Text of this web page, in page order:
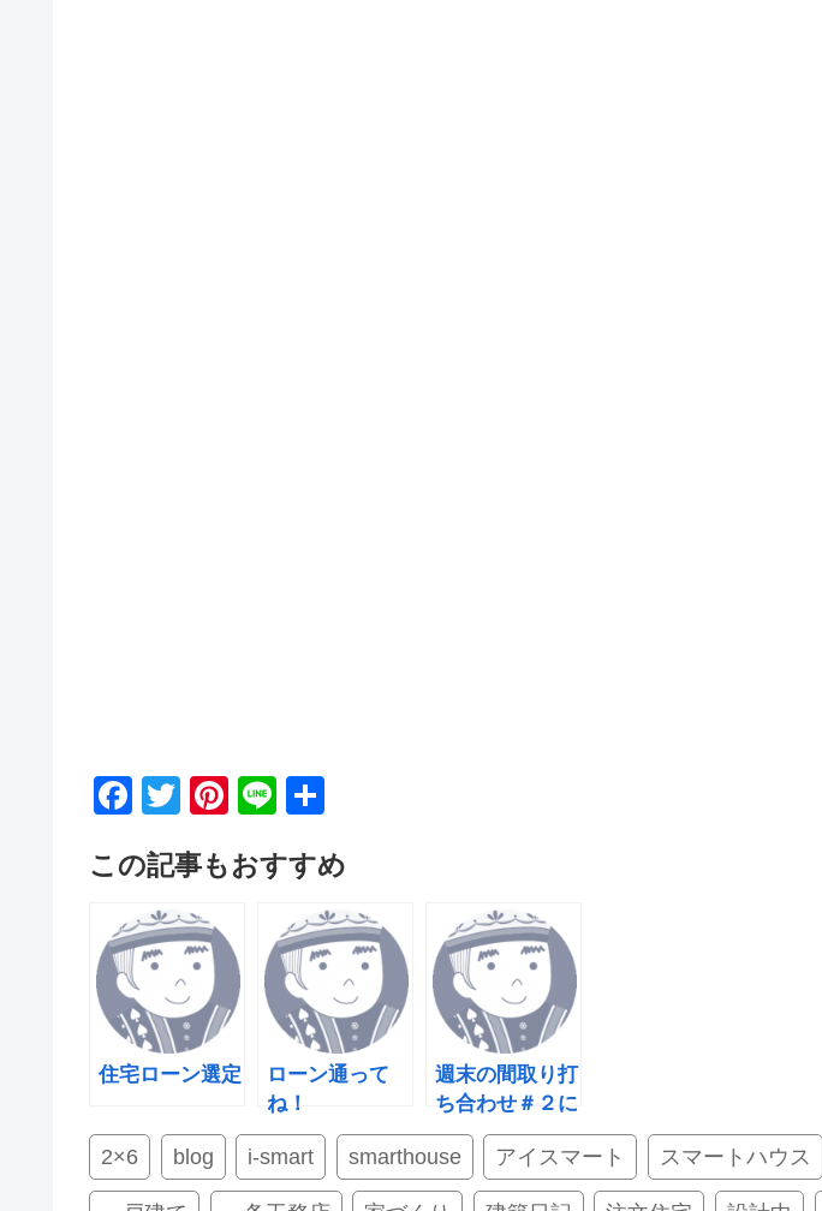
F
c
e
b
o
o
k
T
tt
er
Pi
er
st
Li
e
この記事もおすすめ
住宅ローン選定
ローン通って
ね！
週末の間取り打
ち合わせ＃２に
向けて
2×6
blog i-smart smarthouse アイスマート スマートハウス